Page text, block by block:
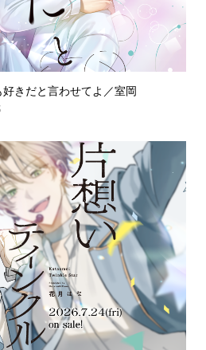
好きだと言わせてよ／室岡